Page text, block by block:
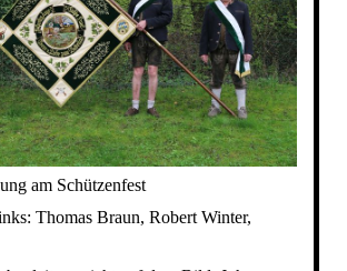
am Schützenfest
Thomas Braun, Robert Winter,